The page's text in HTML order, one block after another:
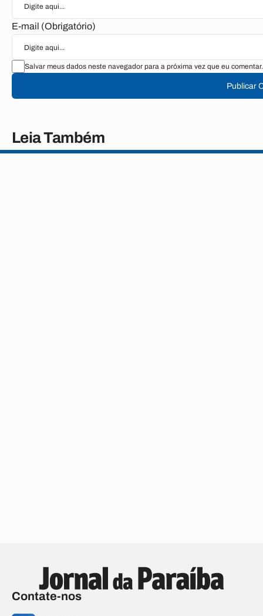
E-mail (Obrigatório)
Salvar meus dados neste navegador para a próxima vez que eu comentar.
Publicar
Leia Também
Contate-nos